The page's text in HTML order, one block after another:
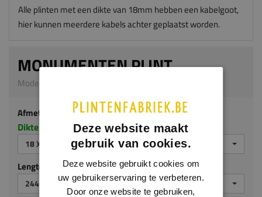
Alle plinten met een dikte van 18mm hebben een kabelgoot,
hier kunnen meerdere kabels achter geplaatst worden.
MONUMENTEN PLINT
Model M104 | 18 x 120 mm | MDF ecologisch
Afmeting
Dikte x hoogte in millimeters
18 X 120 MM
Lengte (mm)
2440
Deze website maakt
gebruik van cookies.
Deze website gebruikt cookies om
uw gebruikerservaring te verbeteren.
Door onze website te gebruiken,